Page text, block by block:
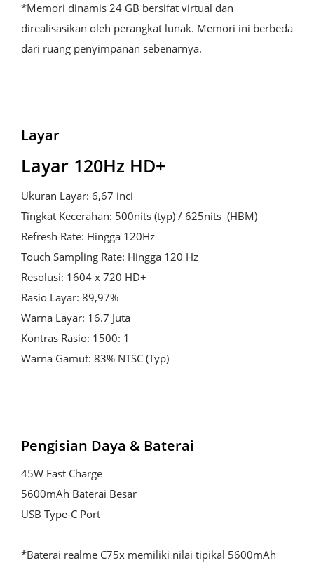
*Memori dinamis 24 GB bersifat virtual dan
direalisasikan oleh perangkat lunak. Memori ini berbeda
dari ruang penyimpanan sebenarnya.
Layar
Layar 120Hz HD+
Ukuran Layar: 6,67 inci
Tingkat Kecerahan: 500nits (typ) / 625nits  (HBM)
Refresh Rate: Hingga 120Hz
Touch Sampling Rate: Hingga 120 Hz
Resolusi: 1604 x 720 HD+
Rasio Layar: 89,97%
Warna Layar: 16.7 Juta
Kontras Rasio: 1500: 1
Warna Gamut: 83% NTSC (Typ)
Pengisian Daya & Baterai
45W Fast Charge
5600mAh Baterai Besar
USB Type-C Port
*Baterai realme C75x memiliki nilai tipikal 5600mAh